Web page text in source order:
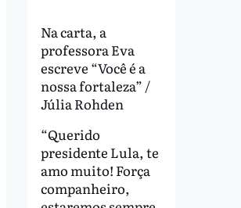
Na carta, a
professora Eva
escreve “Você é a
nossa fortaleza” /
Júlia Rohden
“Querido
presidente Lula, te
amo muito! Força
companheiro,